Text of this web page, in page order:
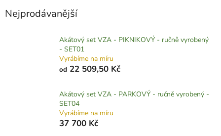
Nejprodávanější
Akátový set VZA - PIKNIKOVÝ - ručně vyrobený
- SET01
Vyrábíme na míru
od 22 509,50 Kč
Akátový set VZA - PARKOVÝ - ručně vyrobený -
SET04
Vyrábíme na míru
37 700 Kč